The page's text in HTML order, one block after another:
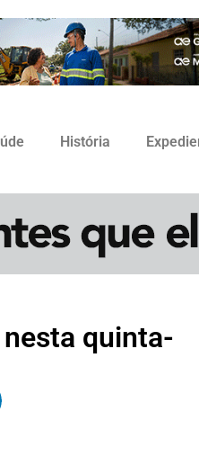
História
quinta-